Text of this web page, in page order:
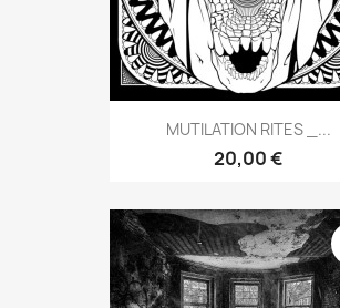
MUTILATION RITES _...
20,00 €